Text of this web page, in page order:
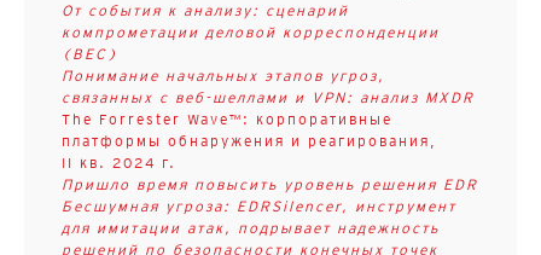
От события к анализу: сценарий
компрометации деловой корреспонденции
(BEC)
Понимание начальных этапов угроз,
связанных с веб-шеллами и VPN: анализ MXDR
The Forrester Wave™: корпоративные
платформы обнаружения и реагирования,
II кв. 2024 г.
Пришло время повысить уровень решения EDR
Бесшумная угроза: EDRSilencer, инструмент
для имитации атак, подрывает надежность
решений по безопасности конечных точек